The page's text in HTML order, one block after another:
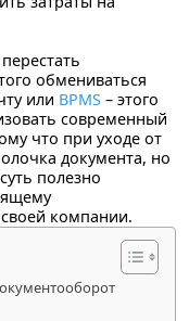
обмениваться
или BPMS – этого
современный
что при уходе от
документа, но
полезно
компании.